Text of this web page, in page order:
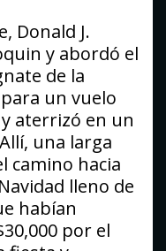
Donald J.
y abordó el
de la
un vuelo
aterrizó en un
una larga
camino hacia
lleno de
habían
por el